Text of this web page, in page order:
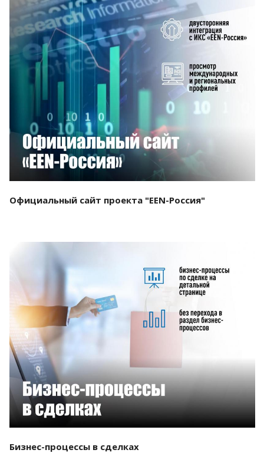
Смотреть проект
Официальный сайт проекта "EEN-Россия"
Бизнес-процессы в сделках